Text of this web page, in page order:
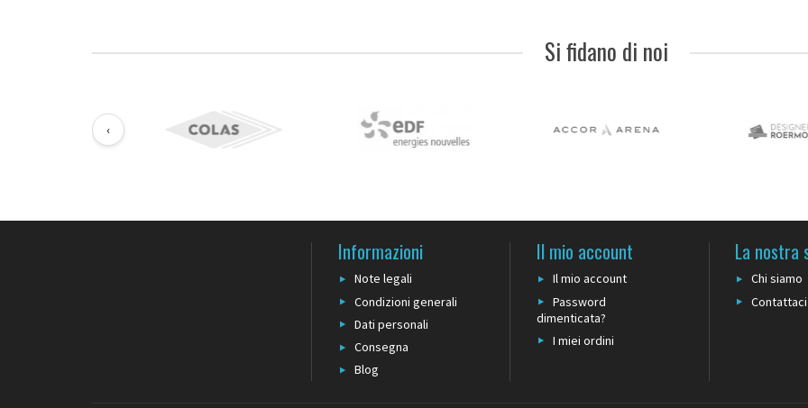
Si fidano di noi
‹
Informazioni
Note legali
Condizioni generali
Dati personali
Consegna
Blog
Il mio account
Il mio account
Password
dimenticata?
I miei ordini
La nostra
Chi siamo
Contattaci